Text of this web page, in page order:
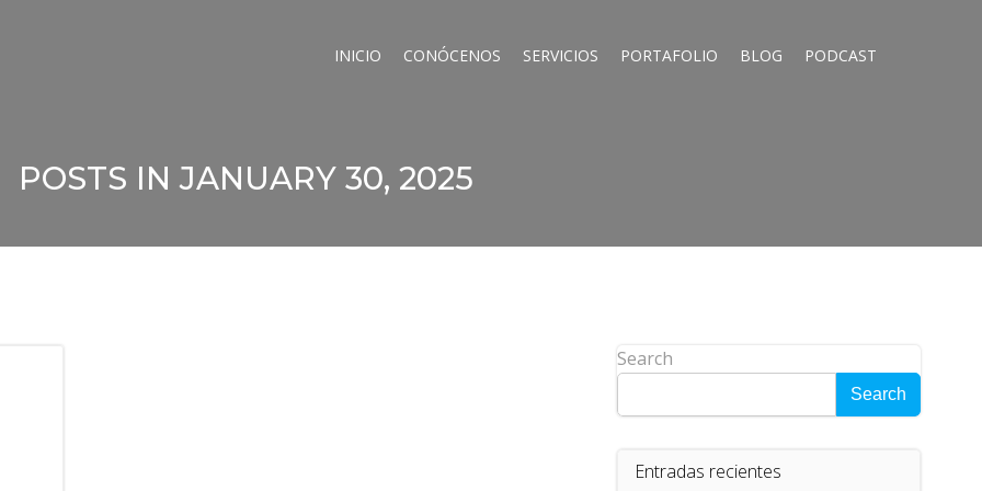
INICIO CONÓCENOS SERVICIOS PORTAFOLIO BLOG PODCAST
POSTS IN JANUARY 30, 2025
Search
Search
Entradas recientes